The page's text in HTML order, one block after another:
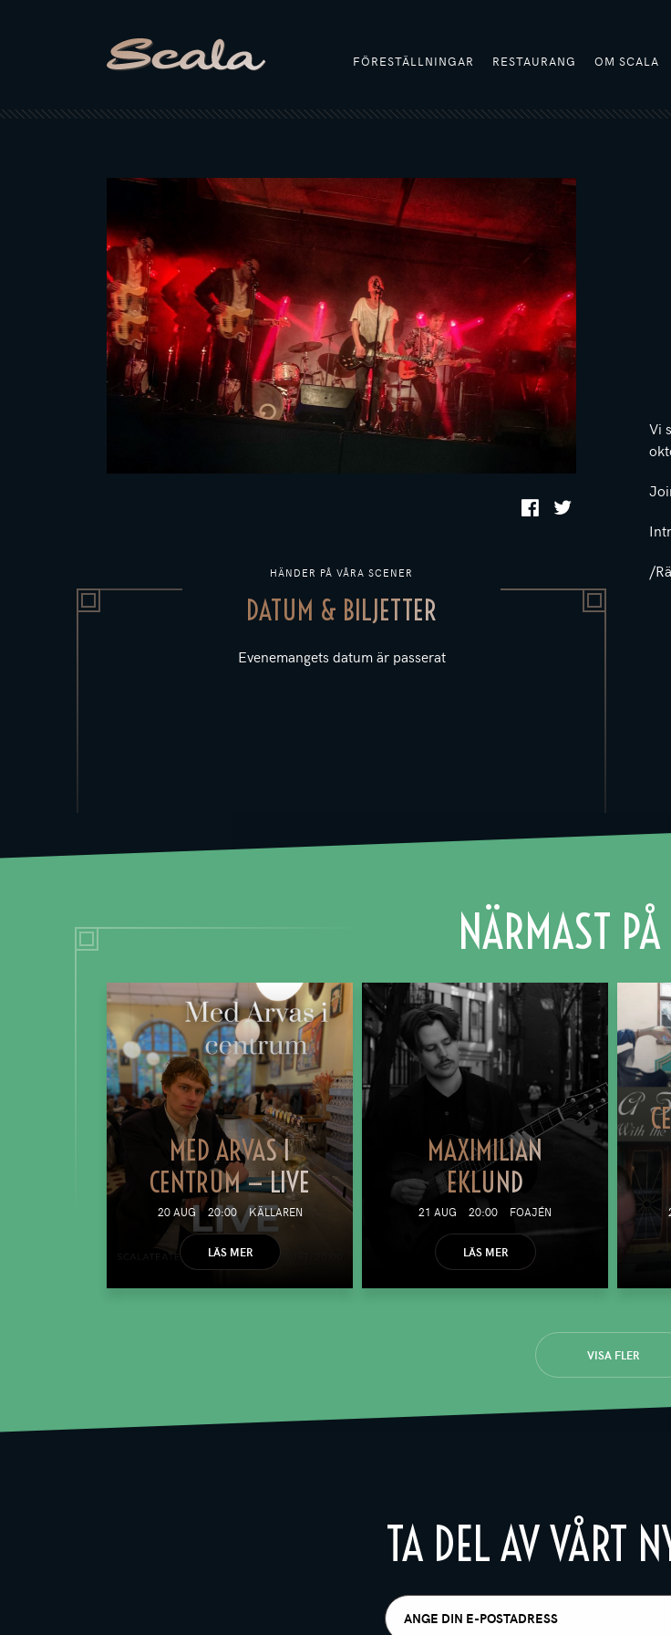
FÖRESTÄLLNINGAR RESTAURANG OM SCALA
HÄNDER PÅ VÅRA SCENER
DATUM & BILJETTER
Evenemangets datum är passerat
Vi
/
NÄRMAST
MED ARVAS I
CENTRUM — LIVE
20 AUG 20:00 KÄLLAREN
LÄS MER
MAXIMILIAN
EKLUND
21 AUG 20:00 FOAJÉN
LÄS MER
VISA FLER
TA DEL AV VÅRT
E-
post